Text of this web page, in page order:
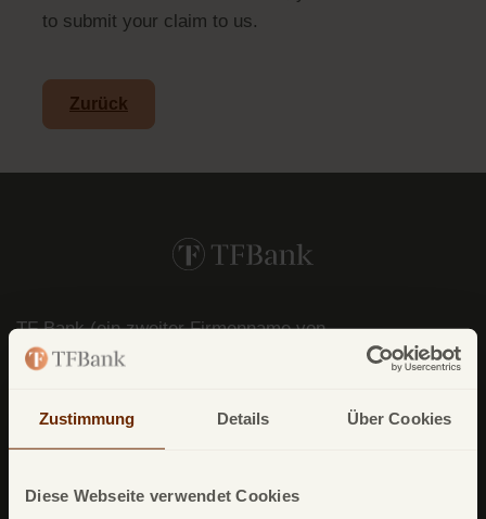
Zustimmung Details Über Cookies
Diese Webseite verwendet Cookies
to submit your claim to us.
Zurück
TF Bank (ein zweiter Firmenname von
AvardaBank
1041)